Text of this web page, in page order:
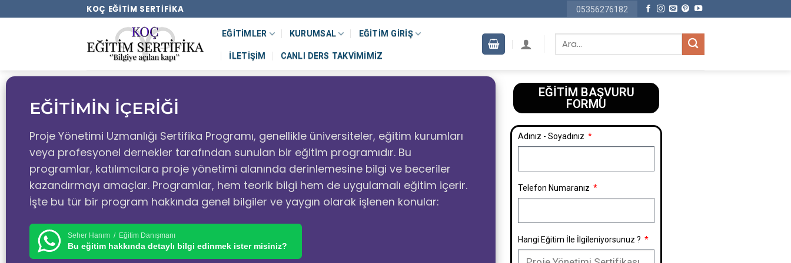
KOÇ EĞITIM SERTIFIKA 05356276182
EĞITIMLER KURUMSAL EĞITIM GIRIŞ
İLETIŞIM CANLI DERS TAKVIMIMIZ
EĞİTİMİN İÇERİĞİ
Proje Yönetimi Uzmanlığı Sertifika Programı, genellikle üniversiteler, eğitim kurumları
veya profesyonel dernekler tarafından sunulan bir eğitim programıdır. Bu
programlar, katılımcılara proje yönetimi alanında derinlemesine bilgi ve beceriler
kazandırmayı amaçlar. Programlar, hem teorik bilgi hem de uygulamalı eğitim içerir.
İşte bu tür bir program hakkında genel bilgiler ve yaygın olarak işlenen konular:
Seher Hanım / Eğitim Danışmanı
Bu eğitim hakkında detaylı bilgi edinmek ister misiniz?
EĞİTİM BAŞVURU
FORMU​
Adınız - Soyadınız
Telefon Numaranız
Hangi Eğitim İle İlgileniyorsunuz ?